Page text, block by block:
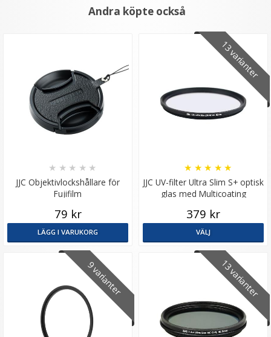
Andra köpte också
JJC Objektivlockshållare för
Fujifilm
★ ★ ★ ★ ★
79 kr
LÄGG I VARUKORG
13 varianter
JJC UV-filter Ultra Slim S+ optisk
glas med Multicoating
★ ★ ★ ★ ★
379 kr
VÄLJ
9 varianter 13 varianter